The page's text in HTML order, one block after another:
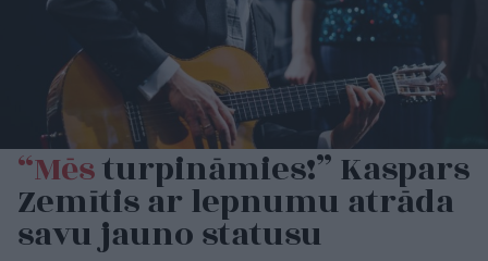
“Mēsturpināmies!” Kaspars
Zemītis ar lepnumu atrāda
savu jauno statusu